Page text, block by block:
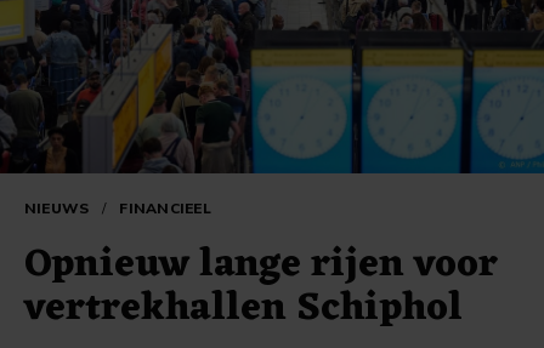
NIEUWS / FINANCIEEL
Opnieuw lange rijen voor
vertrekhallen Schiphol